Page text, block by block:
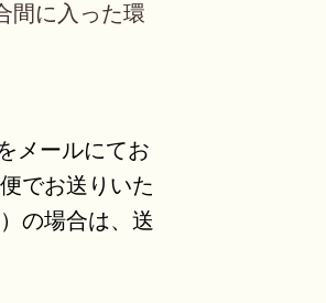
間に入った環
メールにてお
でお送りいた
の場合は、送